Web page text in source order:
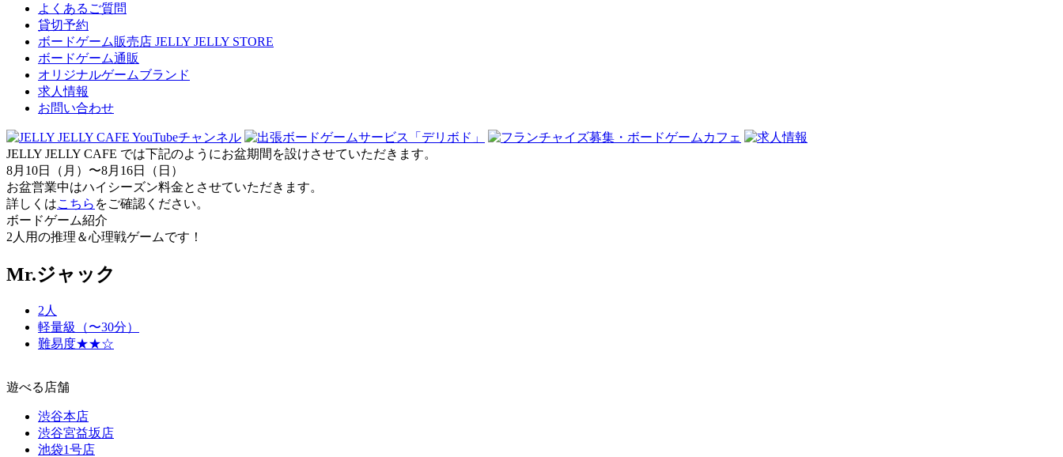
よくあるご質問
貸切予約
ボードゲーム販売店 JELLY JELLY STORE
ボードゲーム通販
オリジナルゲームブランド
求人情報
お問い合わせ
JELLY JELLY CAFE では下記のようにお盆期間を設けさせていただきます。
8月10日（月）〜8月16日（日）
お盆営業中はハイシーズン料金とさせていただきます。
詳しくはこちら をご確認ください。
ボードゲーム紹介
2人用の推理＆心理戦ゲームです！
Mr.ジャック
2人
軽量級（〜30分）
難易度★★☆
遊べる店舗
渋谷本店
渋谷宮益坂店
池袋1号店